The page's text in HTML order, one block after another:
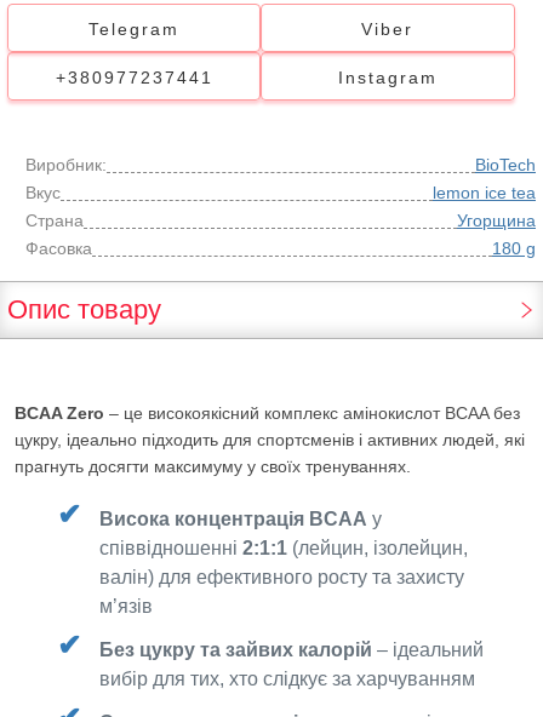
Telegram Viber
+380977237441 Instagram
Виробник:
BioTech
Вкус
lemon ice tea
Страна
Угорщина
Фасовка
180 g
Опис товару
BCAA Zero – це високоякісний комплекс амінокислот BCAA без
цукру, ідеально підходить для спортсменів і активних людей, які
прагнуть досягти максимуму у своїх тренуваннях.
Висока концентрація BCAA у
співвідношенні 2:1:1 (лейцин, ізолейцин,
валін) для ефективного росту та захисту
м’язів
Без цукру та зайвих калорій – ідеальний
вибір для тих, хто слідкує за харчуванням